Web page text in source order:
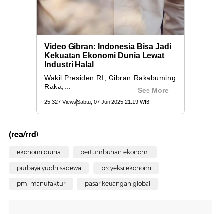
(rea/rrd)
ekonomi dunia pertumbuhan ekonomi
purbaya yudhi sadewa proyeksi ekonomi
pmi manufaktur pasar keuangan global